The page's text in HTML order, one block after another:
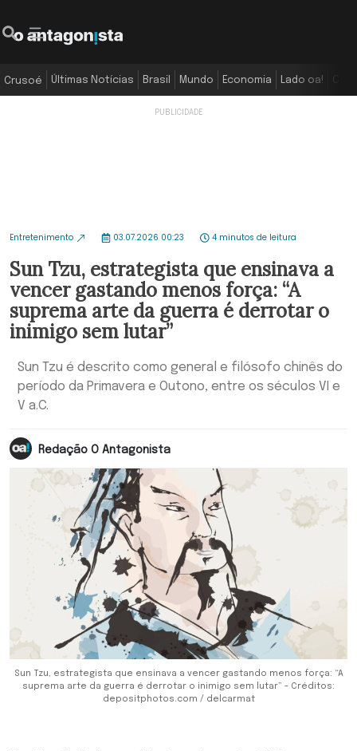
Crusoé Últimas Notícias Brasil Mundo Economia Lado oa!
Entretenimento 03.07.2026 00:23 4 minutos de leitura
Sun Tzu, estrategista que ensinava a
vencer gastando menos força: “A
suprema arte da guerra é derrotar o
inimigo sem lutar”
Sun Tzu é descrito como general e filósofo chinês do
período da Primavera e Outono, entre os séculos VI e
V a.C.
Redação O Antagonista
Sun Tzu, estrategista que ensinava a vencer gastando menos força: “A
suprema arte da guerra é derrotar o inimigo sem lutar” - Créditos:
depositphotos.com / delcarmat